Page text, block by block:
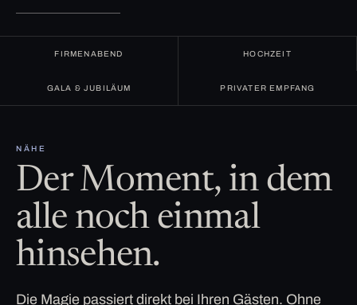
FIRMENABEND HOCHZEIT
GALA & JUBILÄUM PRIVATER EMPFANG
NÄHE
Der Moment, in dem
alle noch einmal
hinsehen.
Die Magie passiert direkt bei Ihren Gästen. Ohne